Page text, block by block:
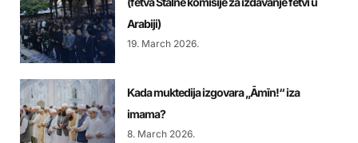
Arabiji)
19. March 2026.
Kada muktedija izgovara „Āmīn!“ iza
imama?
8. March 2026.